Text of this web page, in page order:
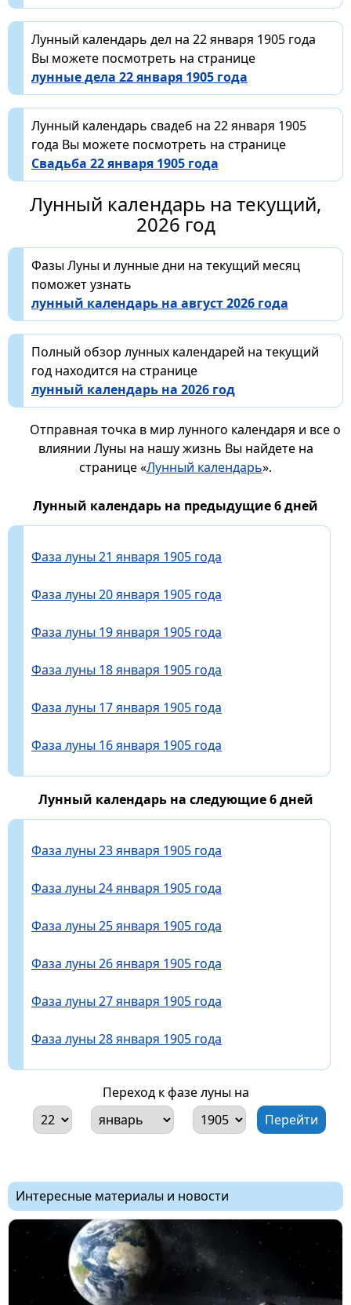
Лунный календарь дел на 22 января 1905 года
Вы можете посмотреть на странице
лунные дела 22 января 1905 года
Лунный календарь свадеб на 22 января 1905
года Вы можете посмотреть на странице
Свадьба 22 января 1905 года
Лунный календарь на текущий,
2026 год
Фазы Луны и лунные дни на текущий месяц
поможет узнать
лунный календарь на август 2026 года
Полный обзор лунных календарей на текущий
год находится на странице
лунный календарь на 2026 год
Отправная точка в мир лунного календаря и все о
влиянии Луны на нашу жизнь Вы найдете на
странице «Лунный календарь».
Лунный календарь на предыдущие 6 дней
Фаза луны 21 января 1905 года
Фаза луны 20 января 1905 года
Фаза луны 19 января 1905 года
Фаза луны 18 января 1905 года
Фаза луны 17 января 1905 года
Фаза луны 16 января 1905 года
Лунный календарь на следующие 6 дней
Фаза луны 23 января 1905 года
Фаза луны 24 января 1905 года
Фаза луны 25 января 1905 года
Фаза луны 26 января 1905 года
Фаза луны 27 января 1905 года
Фаза луны 28 января 1905 года
Переход к фазе луны на
Интересные материалы и новости